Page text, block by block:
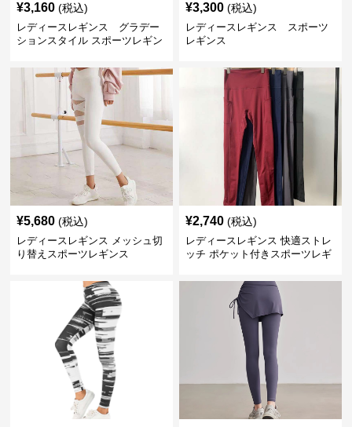
¥3,160 (税込)
レディースレギンス グラデー
ションスタイル スポーツレギン
¥3,300 (税込)
レディースレギンス スポーツ
レギンス
¥5,680 (税込)
レディースレギンス メッシュ切
り替えスポーツレギンス
¥2,740 (税込)
レディースレギンス 快適ストレ
ッチ ポケット付きスポーツレギ